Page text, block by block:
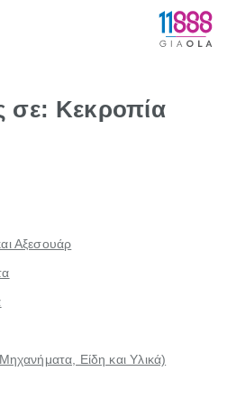
σε: Κεκροπία
Αξεσουάρ
Είδη και Υλικά)